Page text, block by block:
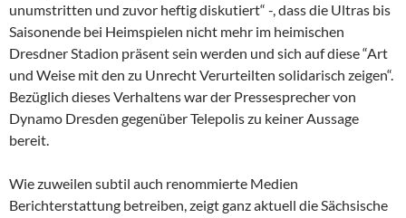
unumstritten und zuvor heftig diskutiert“ -, dass die Ultras bis
Saisonende bei Heimspielen nicht mehr im heimischen
Dresdner Stadion präsent sein werden und sich auf diese “Art
und Weise mit den zu Unrecht Verurteilten solidarisch zeigen“.
Bezüglich dieses Verhaltens war der Pressesprecher von
Dynamo Dresden gegenüber Telepolis zu keiner Aussage
bereit.
Wie zuweilen subtil auch renommierte Medien
Berichterstattung betreiben, zeigt ganz aktuell die Sächsische